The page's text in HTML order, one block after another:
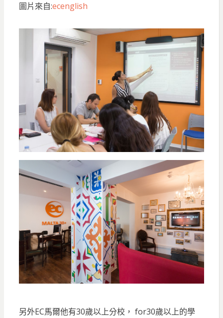
圖片來自:ecenglish
另外EC馬爾他有30歲以上分校， for30歲以上的學